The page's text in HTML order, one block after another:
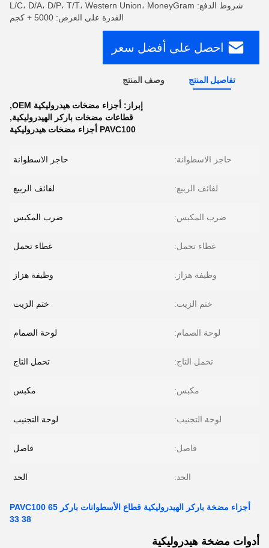
شروط الدفع: L/C، D/A، D/P، T/T، Western Union، MoneyGram
القدرة على العرض: 5000 + كجم
احصل على أفضل سعر
تفاصيل المنتج وصف المنتج
إبراز: أجزاء مضخات هيدروليكية OEM
,
قطاعات مضخات باركر الهيدروليكية,
PAVC100 أجزاء مضخات هيدروليكية
حاجز الاسطوانة: حاجز الاسطوانة
لفائف الربيع: لفائف الربيع
ضرب المكبس: ضرب المكبس
غطاء تحمل: غطاء تحمل
وظيفة هزاز: وظيفة هزاز
ختم الزيت: ختم الزيت
لوحة الصمام: لوحة الصمام
تحمل التاج: تحمل التاج
مكبس: مكبس
لوحة التجنيب: لوحة التجنيب
فاصل: فاصل
الحد: الحد
أجزاء مضخة باركر الهيدروليكية قطاع الأسطوانات باركر PAVC100 65
33 38
أدوات مضخة هيدروليكية